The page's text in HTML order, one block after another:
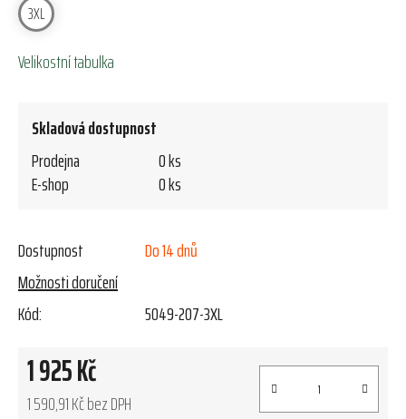
3XL
Velikostní tabulka
Skladová dostupnost
Prodejna
0 ks
E-shop
0 ks
Dostupnost
Do 14 dnů
Možnosti doručení
Kód:
5049-207-3XL
1 925 Kč
1 590,91 Kč bez DPH